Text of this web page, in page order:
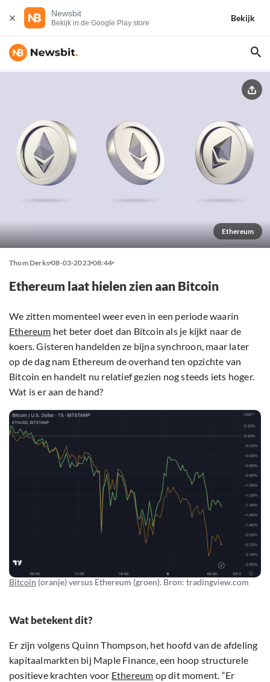
Newsbit
Bekijk in de Google Play store
Bekijk
Ethereum
Thom Derks 08-03-2023 08:44
Ethereum laat hielen zien aan Bitcoin
We zitten momenteel weer even in een periode waarin
Ethereum het beter doet dan Bitcoin als je kijkt naar de
koers. Gisteren handelden ze bijna synchroon, maar later
op de dag nam Ethereum de overhand ten opzichte van
Bitcoin en handelt nu relatief gezien nog steeds iets hoger.
Wat is er aan de hand?
Bitcoin (oranje) versus Ethereum (groen). Bron: tradingview.com
Wat betekent dit?
Er zijn volgens Quinn Thompson, het hoofd van de afdeling
kapitaalmarkten bij Maple Finance, een hoop structurele
positieve krachten voor Ethereum op dit moment. “Er